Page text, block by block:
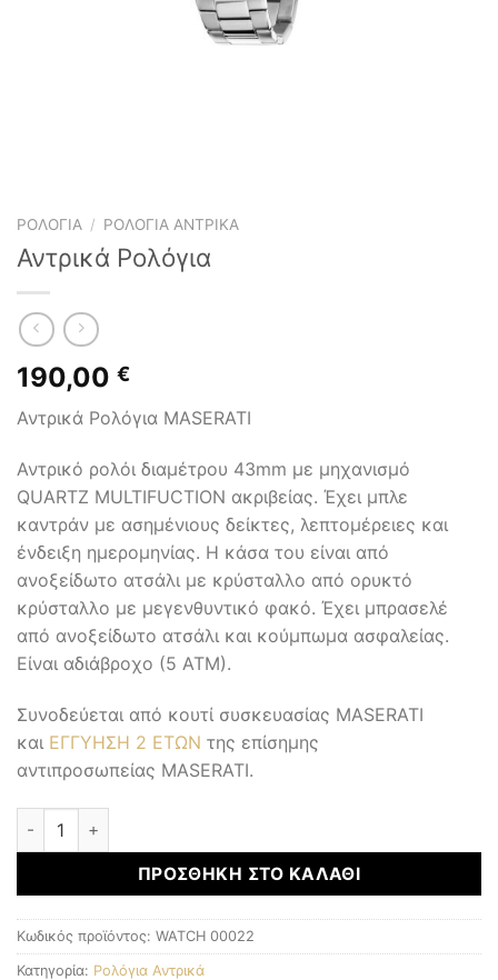
ΡΟΛΌΓΙΑ / ΡΟΛΌΓΙΑ ΑΝΤΡΙΚΆ
Αντρικά Ρολόγια
190,00 €
Αντρικά Ρολόγια MASERATI
Αντρικό ρολόι διαμέτρου 43mm με μηχανισμό
QUARTZ MULTIFUCTION ακριβείας. Έχει μπλε
καντράν με ασημένιους δείκτες, λεπτομέρειες και
ένδειξη ημερομηνίας. Η κάσα του είναι από
ανοξείδωτο ατσάλι με κρύσταλλο από ορυκτό
κρύσταλλο με μεγενθυντικό φακό. Έχει μπρασελέ
από ανοξείδωτο ατσάλι και κούμπωμα ασφαλείας.
Είναι αδιάβροχο (5 ΑΤΜ).
Συνοδεύεται από κουτί συσκευασίας MASERATI
και ΕΓΓΥΗΣΗ 2 ΕΤΩΝ της επίσημης
αντιπροσωπείας MASERATI.
Αντρικά Ρολόγια ποσότητα
ΠΡΟΣΘΉΚΗ ΣΤΟ ΚΑΛΆΘΙ
Κωδικός προϊόντος: WATCH 00022
Κατηγορία: Ρολόγια Αντρικά